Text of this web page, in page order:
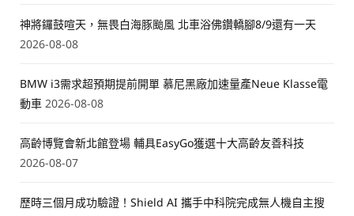
神將鑼鼓喧天，無畏白海豚颱風 北車浴佛鑽轎腳8/9還有一天
2026-08-08
BMW i3需求超預期提前開單 慕尼黑廠加速量產Neue Klasse電
動車 2026-08-08
高齡博覽會新北館登場 輔具EasyGo獲選十大高齡友善科技
2026-08-07
歷時三個月成功驗證！Shield AI 攜手中科院完成無人機自主搜